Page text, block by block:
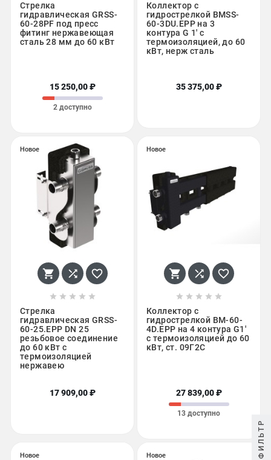
Стрелка
гидравлическая GRSS-
60-28PF под пресс
фитинг нержавеющая
сталь 28 мм до 60 кВт
15 250,00 ₽
2 доступно
Коллектор с
гидрострелкой BMSS-
60-3DU.EPP на 3
контура G 1' с
термоизоляцией, до 60
кВт, нерж сталь
35 375,00 ₽
Новое
  
    
Стрелка
гидравлическая GRSS-
60-25.EPP DN 25
резьбовое соединение
до 60 кВт с
термоизоляцией
нержавею
17 909,00 ₽
Новое
  
    
Коллектор с
гидрострелкой BM-60-
4D.EPP на 4 контура G1'
с термоизоляцией до 60
кВт, ст. 09Г2С
27 839,00 ₽
13 доступно
Новое Новое ФИЛЬТР